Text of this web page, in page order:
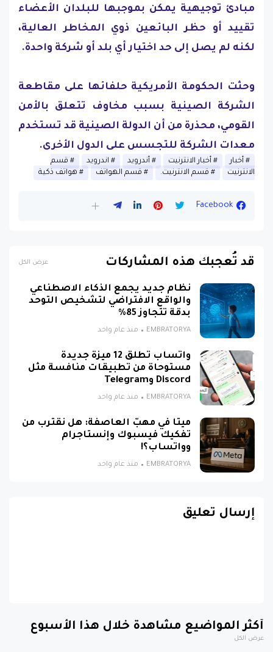
مبادئ توجيهية يمكن بموجبها للبلدان الأعضاء
تقييد أو حظر البائعين ذوي المخاطر العالية،
لكنه لم يصل إلى حد اختيار أي بلد أو شركة واحدة.
وحثت الحكومة الأمريكية حلفائها على مقاطعة
الشركة الصينية بسبب مخاوف تتعلق بالأمن
القومي، محذرة من أن الدولة الصينية قد تستخدم
معدات الشركة للتجسس على الدول الأخرى.
أخبار أخبار الانترنيت أندرويد اندرويد
قسم
الانترنيت
قسم الانترنيت. قسم الهواتف هواتف ذكية
Facebook
قد تُعجبك هذه المشاركات عرض الكل
نظام جديد يجمع الذكاء الاصطناعي
والواقع الافتراضي لتشخيص التوحد
بدقة تتجاوز 85%
EMBRATORYA منذ عام واحد
واتساب تطلق 12 ميزة جديدة
مستوحاة من تطبيقات منافسة مثل
Discord وTelegram
EMBRATORYA منذ عام واحد
ميتا في مهبّ العاصفة: هل نقترب من
تفكيك فيسبوك وإنستاجرام
وواتساب؟!
EMBRATORYA منذ عام واحد
إرسال تعليق
أكثر المواضيع مشاهدة خلال هذا الأسبوع
عرض الكل